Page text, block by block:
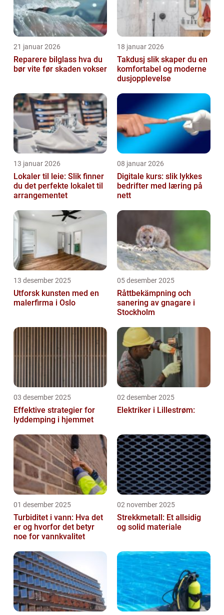
21 januar 2026
Reparere bilglass hva du
bør vite før skaden vokser
18 januar 2026
Takdusj slik skaper du en
komfortabel og moderne
dusjopplevelse
13 januar 2026
Lokaler til leie: Slik finner
du det perfekte lokalet til
arrangementet
08 januar 2026
Digitale kurs: slik lykkes
bedrifter med læring på
nett
13 desember 2025
Utforsk kunsten med en
malerfirma i Oslo
05 desember 2025
Råttbekämpning och
sanering av gnagare i
Stockholm
03 desember 2025
Effektive strategier for
lyddemping i hjemmet
02 desember 2025
Elektriker i Lillestrøm:
01 desember 2025
Turbiditet i vann: Hva det
er og hvorfor det betyr
noe for vannkvalitet
02 november 2025
Strekkmetall: Et allsidig
og solid materiale